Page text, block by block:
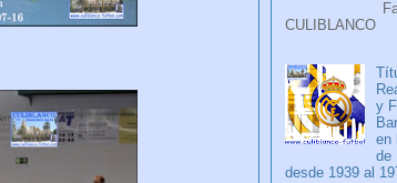
y
en
de
desde 1939 al